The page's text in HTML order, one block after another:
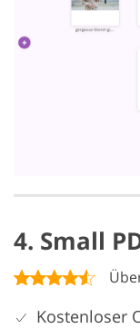
4. Small
Kostenloser